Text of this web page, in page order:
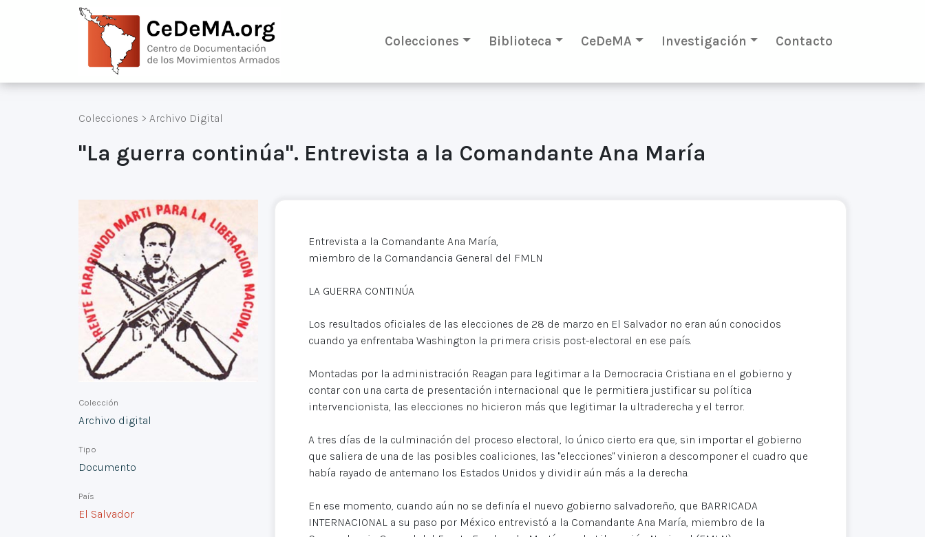
Colecciones Biblioteca CeDeMA Investigación Contacto
Colecciones > Archivo Digital
"La guerra continúa". Entrevista a la Comandante Ana María
Colección
Archivo digital
Tipo
Documento
País
El Salvador
Entrevista a la Comandante Ana María,
miembro de la Comandancia General del FMLN
LA GUERRA CONTINÚA
Los resultados oficiales de las elecciones de 28 de marzo en El Salvador no eran aún conocidos
cuando ya enfrentaba Washington la primera crisis post-electoral en ese país.
Montadas por la administración Reagan para legitimar a la Democracia Cristiana en el gobierno y
contar con una carta de presentación internacional que le permitiera justificar su política
intervencionista, las elecciones no hicieron más que legitimar la ultraderecha y el terror.
A tres días de la culminación del proceso electoral, lo único cierto era que, sin importar el gobierno
que saliera de una de las posibles coaliciones, las "elecciones" vinieron a descomponer el cuadro que
había rayado de antemano los Estados Unidos y dividir aún más a la derecha.
En ese momento, cuando aún no se definía el nuevo gobierno salvadoreño, que BARRICADA
INTERNACIONAL a su paso por México entrevistó a la Comandante Ana María, miembro de la